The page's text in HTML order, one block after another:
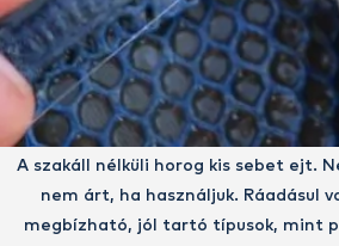
A szakáll nélküli horog kis sebet ejt.
nem árt, ha használjuk. Ráadásul
megbízható, jól tartó típusok, mint